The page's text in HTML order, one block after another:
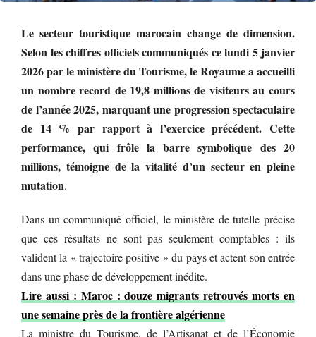
Le secteur touristique marocain change de dimension.
Selon les chiffres officiels communiqués ce lundi 5 janvier
2026 par le ministère du Tourisme, le Royaume a accueilli
un nombre record de 19,8 millions de visiteurs au cours
de l’année 2025, marquant une progression spectaculaire
de 14 % par rapport à l’exercice précédent. Cette
performance, qui frôle la barre symbolique des 20
millions, témoigne de la vitalité d’un secteur en pleine
mutation.
Dans un communiqué officiel, le ministère de tutelle précise
que ces résultats ne sont pas seulement comptables : ils
valident la « trajectoire positive » du pays et actent son entrée
dans une phase de développement inédite.
Lire aussi : Maroc : douze migrants retrouvés morts en
une semaine près de la frontière algérienne
La ministre du Tourisme, de l’Artisanat et de l’Économie